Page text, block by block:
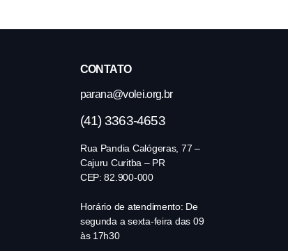
CONTATO
parana@volei.org.br
(41) 3363-4653
Rua Pandia Calógeras, 77 –
Cajuru Curitba – PR
CEP: 82.900-000
Horário de atendimento: De
segunda a sexta-feira das 09
às 17h30